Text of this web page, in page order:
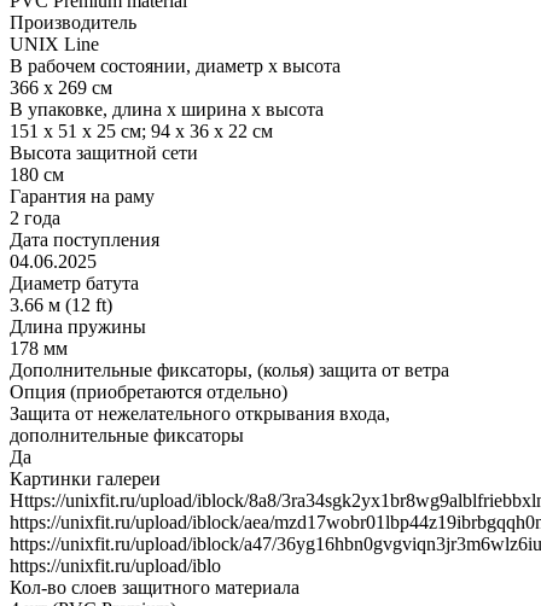
Производитель
UNIX Line
В рабочем состоянии, диаметр х высота
366 x 269 см
В упаковке, длина х ширина х высота
151 x 51 x 25 см; 94 x 36 x 22 см
Высота защитной сети
180 см
Гарантия на раму
2 года
Дата поступления
04.06.2025
Диаметр батута
3.66 м (12 ft)
Длина пружины
178 мм
Дополнительные фиксаторы, (колья) защита от ветра
Опция (приобретаются отдельно)
Защита от нежелательного открывания входа,
дополнительные фиксаторы
Да
Картинки галереи
Https://unixfit.ru/upload/iblock/8a8/
https://unixfit.ru/upload/iblock/aea/
https://unixfit.ru/upload/iblock/a47/
https://unixfit.ru/upload/iblo
Кол-во слоев защитного материала